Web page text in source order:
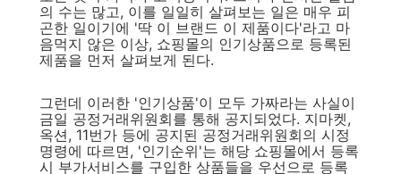
의 수는 많고, 이를 일일히 살펴보는 일은 매우 피
곤한 일이기에 '딱 이 브랜드 이 제품이다'라고 마
음먹지 않은 이상, 쇼핑몰의 인기상품으로 등록된
제품을 먼저 살펴보게 된다.
그런데 이러한 '인기상품'이 모두 가짜라는 사실이
금일 공정거래위원회를 통해 공지되었다. 지마켓,
옥션, 11번가 등에 공지된 공정거래위원회의 시정
명령에 따르면, '인기순위'는 해당 쇼핑몰에서 등록
시 부가서비스를 구입한 상품들을 우선으로 등록